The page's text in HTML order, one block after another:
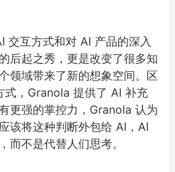
交互方式和对 AI 产品的深入
后起之秀，更是改变了很多知
领域带来了新的想象空间。区
式，Granola 提供了 AI 补充
更强的掌控力，Granola 认为
该将这种判断外包给 AI，AI
而不是代替人们思考。